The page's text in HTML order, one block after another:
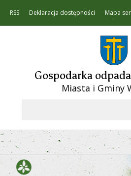
RSS Deklaracja dostępności Mapa
Gospodarka
Miasta i Gminy